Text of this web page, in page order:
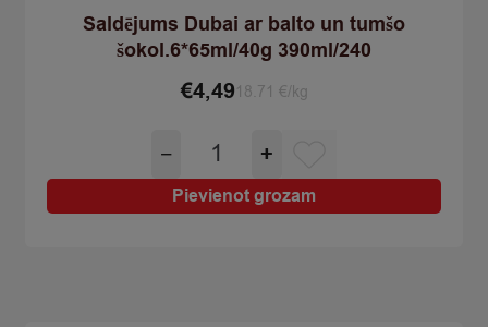
Saldējums Dubai ar balto un tumšo
šokol.6*65ml/40g 390ml/240
€4,49 18.71 €/kg
−
Saldējums
Dubai
ar
balto
+
Pievienot grozam